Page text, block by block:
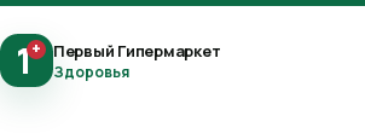
1+ Первый Гипермаркет
Здоровья